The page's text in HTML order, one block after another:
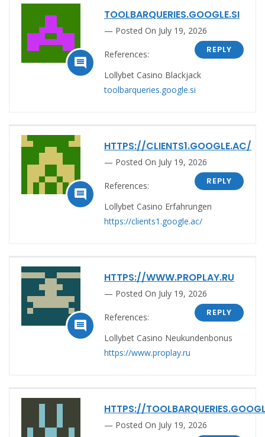

TOOLBARQUERIES.GOOGLE.SI
Posted On July 19, 2026
REPLY
References:
Lollybet Casino Blackjack
toolbarqueries.google.si

HTTPS://CLIENTS1.GOOGLE.AC/
Posted On July 19, 2026
REPLY
References:
Lollybet Casino Erfahrungen
https://clients1.google.ac/

HTTPS://WWW.PROPLAY.RU
Posted On July 19, 2026
REPLY
References:
Lollybet Casino Neukundenbonus
https://www.proplay.ru
HTTPS://
Posted On July 19, 2026